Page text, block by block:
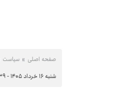
صفحه اصلی سیاست
شنبه ۱۶ خرداد ۱۴۰۵ - ۲۳:۳۹